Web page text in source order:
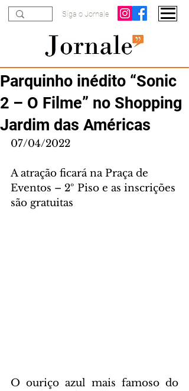
Siga o Jornale
Parquinho inédito “Sonic
2 – O Filme” no Shopping
Jardim das Américas
07/04/2022
A atração ficará na Praça de
Eventos – 2º Piso e as inscrições
são gratuitas
O ouriço azul mais famoso do